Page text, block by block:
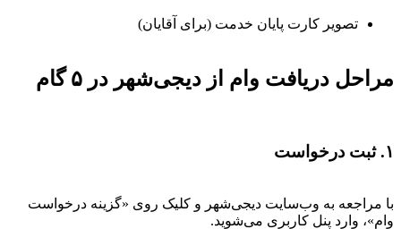
تصویر کارت پایان خدمت (برای آقایان)
مراحل دریافت وام از دیجی‌شهر در ۵ گام
۱. ثبت درخواست
با مراجعه به وب‌سایت دیجی‌شهر و کلیک روی «گزینه درخواست
وام»، وارد پنل کاربری می‌شوید.